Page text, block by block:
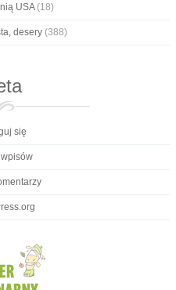
USA(18)
desery(388)
się
wpisów